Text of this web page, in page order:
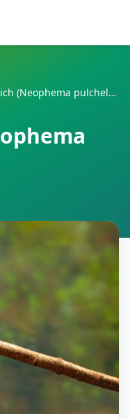
Schönsittich (Neophema pulchella)